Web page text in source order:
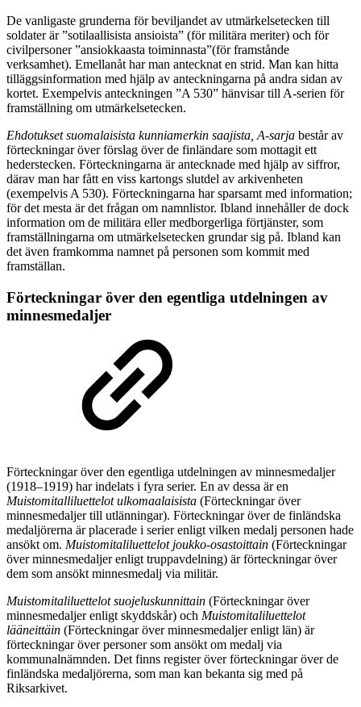
De vanligaste grunderna för beviljandet av utmärkelsetecken till
soldater är ”sotilaallisista ansioista” (för militära meriter) och för
civilpersoner ”ansiokkaasta toiminnasta”(för framstånde
verksamhet). Emellanåt har man antecknat en strid. Man kan hitta
tilläggsinformation med hjälp av anteckningarna på andra sidan av
kortet. Exempelvis anteckningen ”A 530” hänvisar till A-serien för
framställning om utmärkelsetecken.
Ehdotukset suomalaisista kunniamerkin saajista, A-sarja består av
förteckningar över förslag över de finländare som mottagit ett
hederstecken. Förteckningarna är antecknade med hjälp av siffror,
därav man har fått en viss kartongs slutdel av arkivenheten
(exempelvis A 530). Förteckningarna har sparsamt med information;
för det mesta är det frågan om namnlistor. Ibland innehåller de dock
information om de militära eller medborgerliga förtjänster, som
framställningarna om utmärkelsetecken grundar sig på. Ibland kan
det även framkomma namnet på personen som kommit med
framställan.
Förteckningar över den egentliga utdelningen av
minnesmedaljer
Förteckningar över den egentliga utdelningen av minnesmedaljer
(1918–1919) har indelats i fyra serier. En av dessa är en
Muistomitalliluettelot ulkomaalaisista (Förteckningar över
minnesmedaljer till utlänningar). Förteckningar över de finländska
medaljörerna är placerade i serier enligt vilken medalj personen hade
ansökt om. Muistomitaliluettelot joukko-osastoittain (Förteckningar
över minnesmedaljer enligt truppavdelning) är förteckningar över
dem som ansökt minnesmedalj via militär.
Muistomitaliluettelot suojeluskunnittain (Förteckningar över
minnesmedaljer enligt skyddskår) och Muistomitaliluettelot
lääneittäin (Förteckningar över minnesmedaljer enligt län) är
förteckningar över personer som ansökt om medalj via
kommunalnämnden. Det finns register över förteckningar över de
finländska medaljörerna, som man kan bekanta sig med på
Riksarkivet.